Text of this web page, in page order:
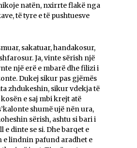
natën, nxirrte flakë nga
të tyre e të pushtuesve
sakatuar, handakosur,
Ja, vinte sërish një
një erë e mbarë dhe filizi i
Dukej sikur pas gjëmës
zhdukeshin, sikur vdekja të
e saj mbi krejt atë
shumë ujë nën ura,
sërish, ashtu si bari i
e dinte se si. Dhe barqet e
e lindnin pafund aradhet e